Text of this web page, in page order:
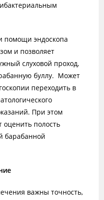
эндоскопа
и позволяет
слуховой проход,
буллу. Может
переходить в
При этом
оценить полость
барабанной
важны точность,